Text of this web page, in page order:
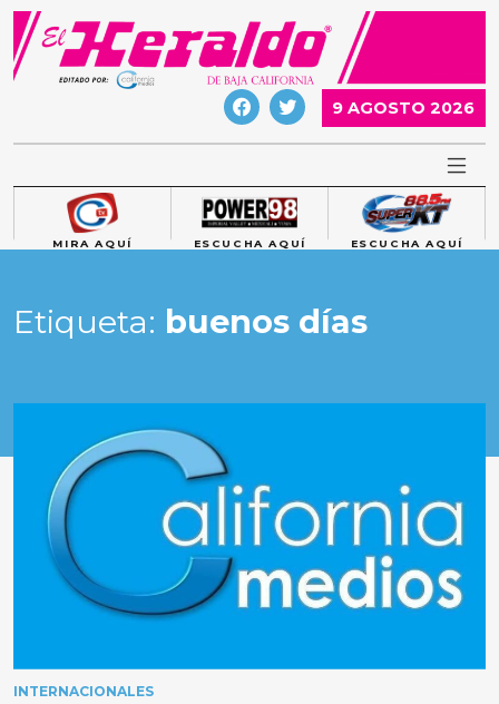
Skip
content
9 AGOSTO 2026
MIRA AQUÍ ESCUCHA AQUÍ ESCUCHA AQUÍ
Etiqueta: buenos días
INTERNACIONALES